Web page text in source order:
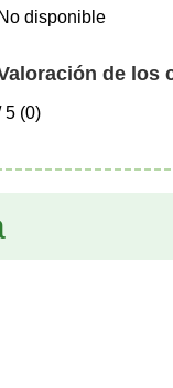
No disponible
de los
5 (0)